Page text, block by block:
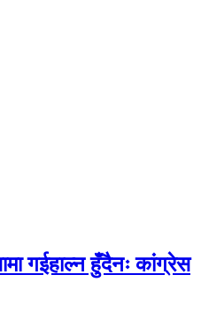
गईहाल्न हुँदैनः कांग्रेस